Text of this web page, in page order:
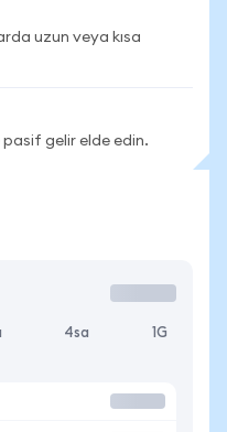
uzun veya kısa
gelir elde edin.
4sa 1G